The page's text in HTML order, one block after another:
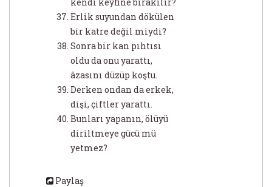
Erlik suyundan dökülen
bir katre değil miydi?
Sonra bir kan pıhtısı
oldu da onu yarattı,
âzasını düzüp koştu.
Derken ondan da erkek,
dişi, çiftler yarattı.
Bunları yapanın, ölüyü
diriltmeye gücü mü
yetmez?
Paylaş